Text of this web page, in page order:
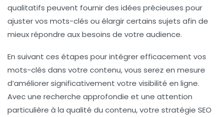
qualitatifs peuvent fournir des idées précieuses pour
ajuster vos mots-clés ou élargir certains sujets afin de
mieux répondre aux besoins de votre audience.
En suivant ces étapes pour intégrer efficacement vos
mots-clés dans votre contenu, vous serez en mesure
d’améliorer significativement votre visibilité en ligne.
Avec une recherche approfondie et une attention
particulière à la qualité du contenu, votre stratégie SEO